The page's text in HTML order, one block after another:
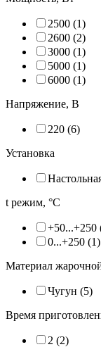
2500 (1)
2600 (2)
3000 (1)
5000 (1)
6000 (1)
Напряжение, В
220 (6)
Установка
t режим, °С
+50...+250
0...+250 (1)
Материал
Чугун (5)
Время
2 (2)